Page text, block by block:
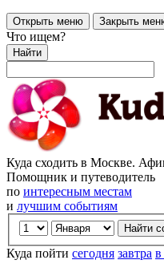
Открыть меню Закрыть
Что ищем?
Найти
Куда сходить в Москве.
Помощник и путеводитель
по интересным местам
и лучшим событиям
Куда пойти сегодня завтра